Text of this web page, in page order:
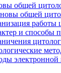
технологии
дело и
общей
общей
работы
и способы
электронной